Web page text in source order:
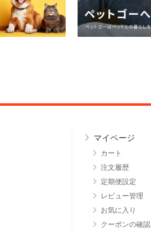
マイページ
カート
注文履歴
定期便設定
レビュー管理
お気に入り
クーポンの確認